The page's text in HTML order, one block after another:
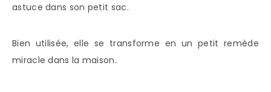
astuce dans son petit sac.
Bien utilisée, elle se transforme en un petit remède
miracle dans la maison.